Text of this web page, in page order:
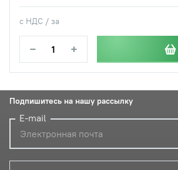
с НДС / за
− +
Подпишитесь на нашу рассылку
E-mail